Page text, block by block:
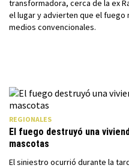
transformadora, cerca de la ex
el lugar y advierten que el
medios convencionales.
REGIONALES
El fuego destruyó una
mascotas
El siniestro ocurrió durante la